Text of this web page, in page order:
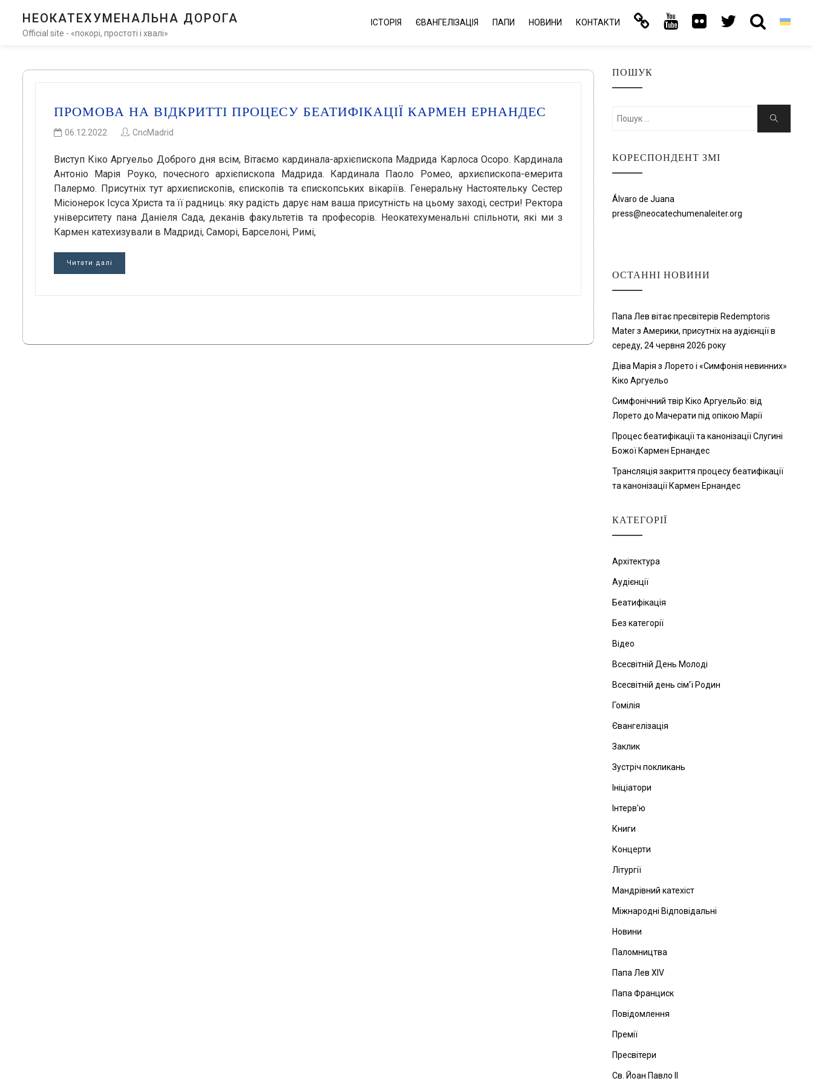
НЕОКАТЕХУМЕНАЛЬНА ДОРОГА
Official site - «покорі, простоті і хвалі»
ІСТОРІЯ ЄВАНГЕЛІЗАЦІЯ ПАПИ НОВИНИ КОНТАКТИ
ПРОМОВА НА ВІДКРИТТІ ПРОЦЕСУ БЕАТИФІКАЦІЇ КАРМЕН ЕРНАНДЕС
06.12.2022 CncMadrid
Виступ Кіко Аргуельо Доброго дня всім, Вітаємо кардинала-архієпископа Мадрида Карлоса Осоро. Кардинала
Антоніо Марія Роуко, почесного архієпископа Мадрида. Кардинала Паоло Ромео, архиєпископа-емерита
Палермо. Присутніх тут архиєпископів, єпископів та єпископських вікаріїв. Генеральну Настоятельку Сестер
Місіонерок Ісуса Христа та її радниць: яку радість дарує нам ваша присутність на цьому заході, сестри! Ректора
університету пана Даніеля Сада, деканів факультетів та професорів. Неокатехуменальні спільноти, які ми з
Кармен катехизували в Мадриді, Саморі, Барселоні, Римі,
Читати далі
ПОШУК
Шукати:
Пошук
КОРЕСПОНДЕНТ ЗМІ
Álvaro de Juana
press@neocatechumenaleiter.org
ОСТАННІ НОВИНИ
Папа Лев вітає пресвітерів Redemptoris
Mater з Америки, присутніх на аудієнції в
середу, 24 червня 2026 року
Діва Марія з Лорето і «Симфонія невинних»
Кіко Аргуельо
Симфонічний твір Кіко Аргуельйо: від
Лорето до Мачерати під опікою Марії
Процес беатифікації та канонізації Слугині
Божої Кармен Ернандес
Трансляція закриття процесу беатифікації
та канонізації Кармен Ернандес
КАТЕГОРІЇ
Архітектура
Аудієнції
Беатифікація
Без категорії
Відео
Всесвітній День Молоді
Всесвітній день сім'ї Родин
Гомілія
Євангелізація
Заклик
Зустріч покликань
Ініціатори
Інтерв'ю
Книги
Концерти
Літургії
Мандрівний катехіст
Міжнародні Відповідальні
Новини
Паломництва
Папа Лев ХІV
Папа Франциск
Повідомлення
Премії
Пресвітери
Св. Йоан Павло ІІ